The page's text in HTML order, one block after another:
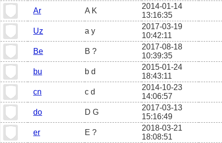
Ar
A K
2014-01-14
13:16:35
Uz
a y
2017-03-19
10:42:11
Be
B ?
2017-08-18
10:39:35
bu
b d
2015-01-24
18:43:11
cn
c d
2014-10-23
14:06:57
do
D G
2017-03-13
15:16:49
er
E ?
2018-03-21
18:08:51